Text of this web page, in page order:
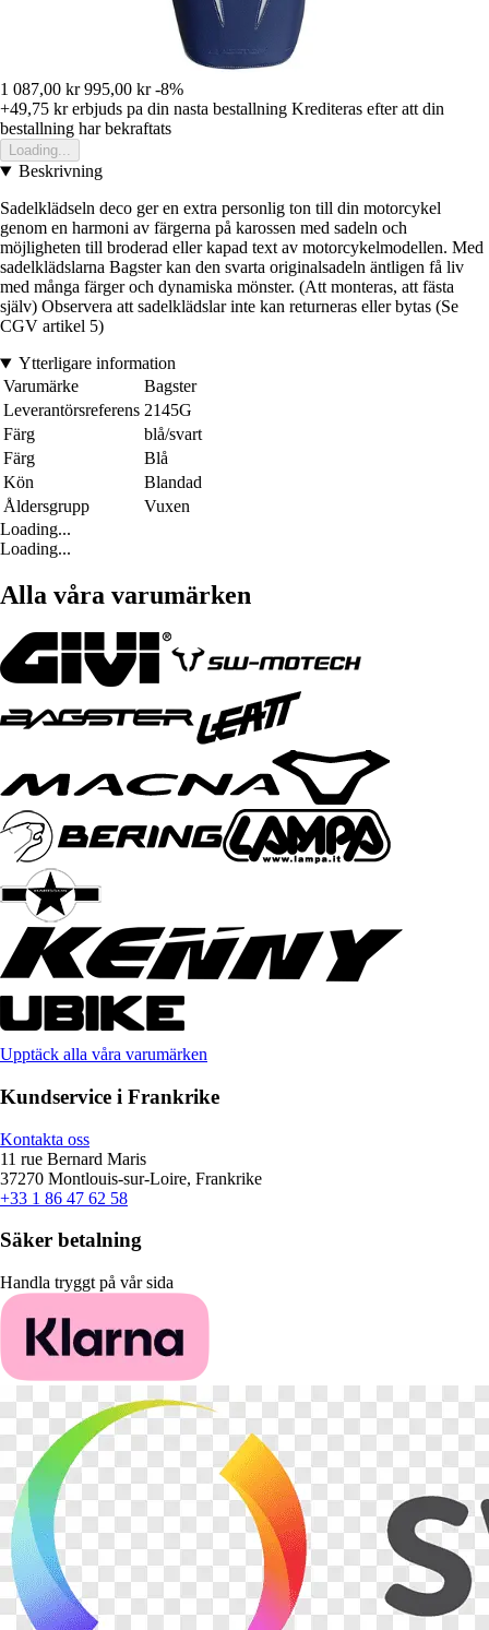
1 087,00 kr 995,00 kr -8%
+49,75 krerbjuds pa din nasta bestallning Krediteras efter att din
bestallning har bekraftats
Loading...
Beskrivning
Sadelklädseln deco ger en extra personlig ton till din motorcykel
genom en harmoni av färgerna på karossen med sadeln och
möjligheten till broderad eller kapad text av motorcykelmodellen. Med
sadelklädslarna Bagster kan den svarta originalsadeln äntligen få liv
med många färger och dynamiska mönster. (Att monteras, att fästa
själv) Observera att sadelklädslar inte kan returneras eller bytas (Se
CGV artikel 5)
Ytterligare information
Varumärke
Bagster
Leverantörsreferens 2145G
Färg
blå/svart
Färg
Blå
Kön
Blandad
Åldersgrupp
Vuxen
Loading...
Loading...
Alla våra varumärken
Upptäck alla våra varumärken
Kundservice i Frankrike
Kontakta oss
11 rue Bernard Maris
37270 Montlouis-sur-Loire, Frankrike
+33 1 86 47 62 58
Säker betalning
Handla tryggt på vår sida